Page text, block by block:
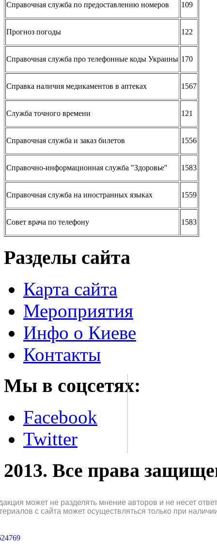
Справочная служба по предоставлению номеров 109
Прогноз погоды 122
Справочная служба про телефонные коды Украины 170
Справка наличия медикаментов в аптеках 1567
Служба точного времени 121
Справочная служба и заказ билетов 1556
Справочно-информационная служба "Здоровье" 1583
Справочная служба на иностранных языках 1559
Совет врача по телефону 1583
Разделы сайта
Карта сайта
Мероприятия
Инфо о Киеве
Контакты
Мы в соцсетях:
Facebook
Twitter
2013. Все права
может не разделять мнение авторов и не несет
с сайта может осуществляться только при